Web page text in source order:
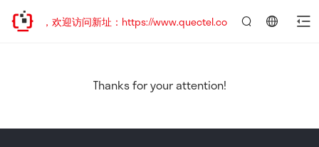
已迁移，欢迎访问新址：https://www.quectel.com.cn
Thanks for your attention!